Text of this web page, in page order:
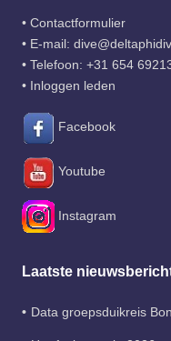
• Contactformulier
• E-mail:
• Telefoon: +31 654
• Inloggen leden
Facebook
Youtube
Instagram
Laatste
Data groepsduikreis